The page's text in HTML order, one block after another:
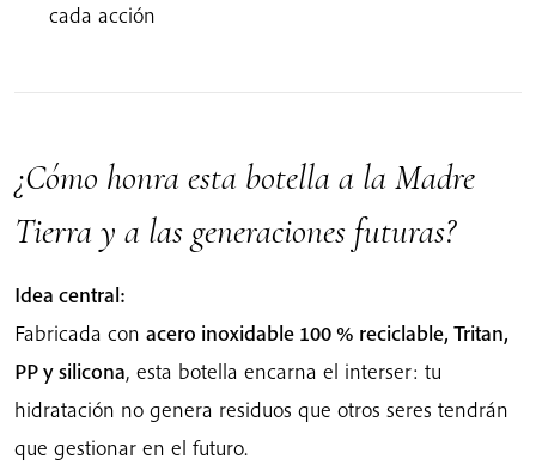
cada acción
¿Cómo honra esta botella a la Madre
Tierra y a las generaciones futuras?
Idea central:
Fabricada con acero inoxidable 100 % reciclable, Tritan,
PP y silicona, esta botella encarna el interser: tu
hidratación no genera residuos que otros seres tendrán
que gestionar en el futuro.